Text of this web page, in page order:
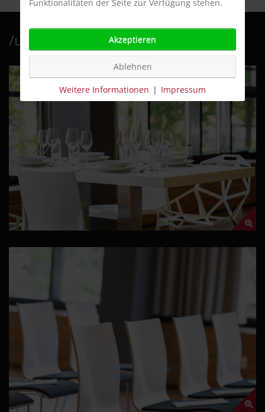
/unser haus
Funktionalitäten der Seite zur Verfügung stehen.
Akzeptieren
Ablehnen
Weitere Informationen | Impressum